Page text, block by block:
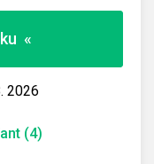
«
2026
(4)